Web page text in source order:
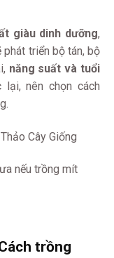
giàu dinh dưỡng,
phát triển bộ tán, bộ
năng suất và tuổi
lại, nên chọn cách
nếu trồng mít
trồng